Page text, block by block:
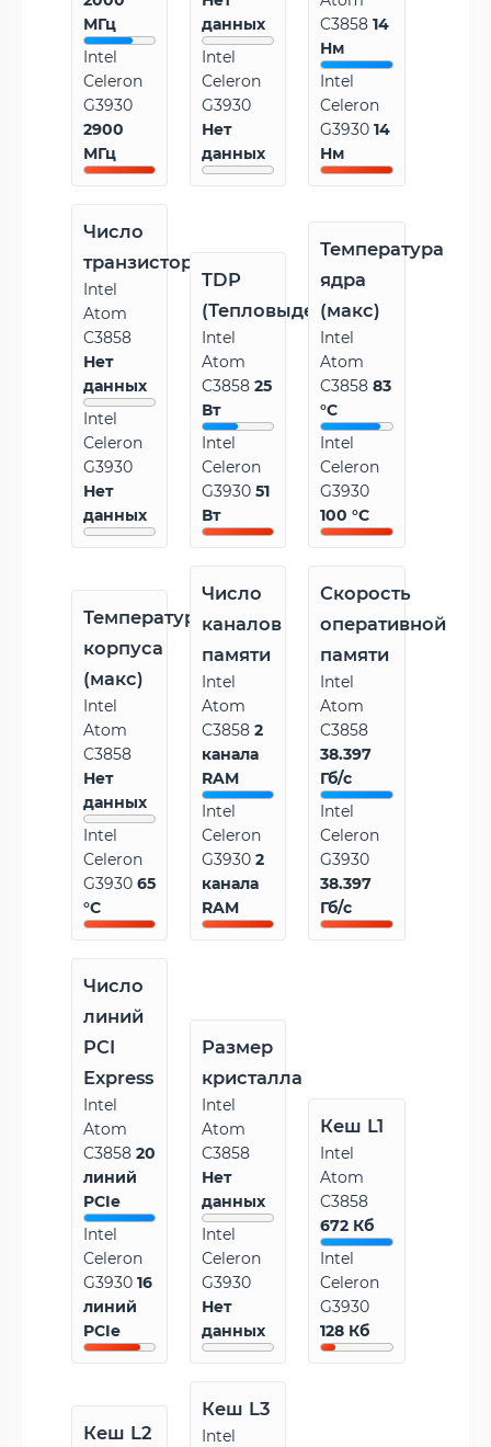
МГц
Intel
Celeron
G3930
2900
МГц
данных
Intel
Celeron
G3930
Нет
данных
C385814
Нм
Intel
Celeron
G393014
Нм
Число
транзисторов
Intel
Atom
C3858
Нет
данных
Intel
Celeron
G3930
Нет
данных
TDP
(Тепловыделение)
Intel
Atom
C385825
Вт
Intel
Celeron
G393051
Вт
Температура
ядра
(макс)
Intel
Atom
C385883
°C
Intel
Celeron
G3930
100 °C
Температура
корпуса
(макс)
Intel
Atom
C3858
Нет
данных
Intel
Celeron
G3930 65
°C
Число
каналов
памяти
Intel
Atom
C38582
канала
RAM
Intel
Celeron
G39302
канала
RAM
Скорость
оперативной
памяти
Intel
Atom
C3858
38.397
Гб/с
Intel
Celeron
G3930
38.397
Гб/с
Число
линий
PCI
Express
Intel
Atom
C3858 20
линий
PCIe
Intel
Celeron
G3930 16
линий
PCIe
Размер
кристалла
Intel
Atom
C3858
Нет
данных
Intel
Celeron
G3930
Нет
данных
Кеш L1
Intel
Atom
C3858
672 Кб
Intel
Celeron
G3930
128 Кб
Кеш L2
Кеш L3
Intel